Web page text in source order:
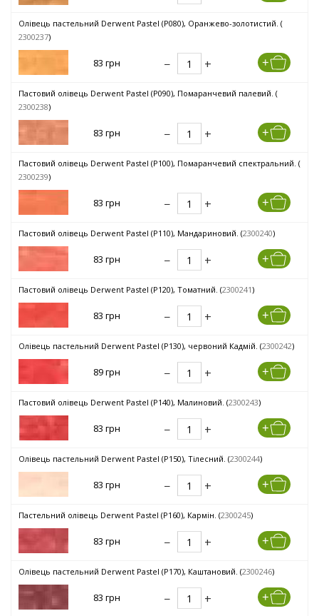
Олівець пастельний Derwent Pastel (P080), Оранжево-золотистий. (
2300237)
83 грн
Пастовий олівець Derwent Pastel (P090), Помаранчевий палевий. (
2300238)
83 грн
Пастовий олівець Derwent Pastel (P100), Помаранчевий спектральний. (
2300239)
83 грн
Пастовий олівець Derwent Pastel (P110), Мандариновий. (2300240)
83 грн
Пастовий олівець Derwent Pastel (P120), Томатний. (2300241)
83 грн
Олівець пастельний Derwent Pastel (P130), червоний Кадмій. (2300242)
89 грн
Пастовий олівець Derwent Pastel (P140), Малиновий. (2300243)
83 грн
Олівець пастельний Derwent Pastel (P150), Тілесний. (2300244)
83 грн
Пастельний олівець Derwent Pastel (P160), Кармін. (2300245)
83 грн
Олівець пастельний Derwent Pastel (P170), Каштановий. (2300246)
83 грн